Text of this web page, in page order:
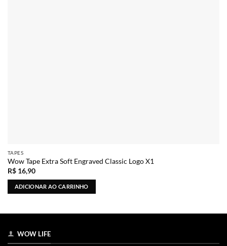
TAPES
Wow Tape Extra Soft Engraved Classic Logo X1
R$16,90
ADICIONAR AO CARRINHO
WOW LIFE